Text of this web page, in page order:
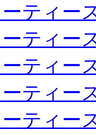
ティー
ティー
ティー
ティー
ティー